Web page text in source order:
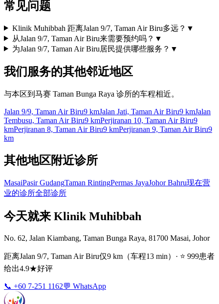
常见问题
Klinik Muhibbah 距离Jalan 9/7, Taman Air Biru多远？ ▼
从Jalan 9/7, Taman Air Biru来需要预约吗？ ▼
为Jalan 9/7, Taman Air Biru居民提供哪些服务？ ▼
我们服务的其他邻近地区
与本区到马赛 Taman Bunga Raya 诊所的车程相近。
Jalan 9/9, Taman Air Biru9 kmJalan Jati, Taman Air Biru9 kmJalan
Tembusu, Taman Air Biru9 kmPerjiranan 10, Taman Air Biru9
kmPerjiranan 8, Taman Air Biru9 kmPerjiranan 9, Taman Air Biru9
km
其他地区附近诊所
MasaiPasir GudangTaman RintingPermas JayaJohor Bahru现在营
业的诊所全部诊所
今天就来 Klinik Muhibbah
No. 62, Jalan Kiambang, Taman Bunga Raya, 81700 Masai, Johor
距离Jalan 9/7, Taman Air Biru仅9 km（车程13 min）· ⭐ 999患者
给出4.9★好评
📞 +60 7-251 1162💬 WhatsApp